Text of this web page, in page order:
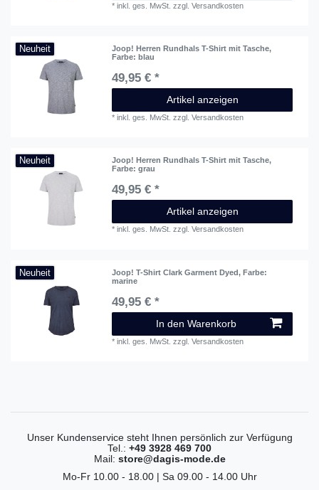
*inkl. ges. MwSt. zzgl.Versandkosten
Neuheit Joop! Herren Rundhals T-Shirt mit Tasche,
Farbe: blau
49,95 € *
Artikel anzeigen
*inkl. ges. MwSt. zzgl.Versandkosten
Neuheit Joop! Herren Rundhals T-Shirt mit Tasche,
Farbe: grau
49,95 € *
Artikel anzeigen
*inkl. ges. MwSt. zzgl.Versandkosten
Neuheit Joop! T-Shirt Clark Garment Dyed, Farbe:
marine
49,95 € *
In den Warenkorb
*inkl. ges. MwSt. zzgl.Versandkosten
Unser Kundenservice steht Ihnen persönlich zur Verfügung
Tel.: +49 3928 469 700
Mail: store@dagis-mode.de
Mo-Fr 10.00 - 18.00 | Sa 09.00 - 14.00 Uhr